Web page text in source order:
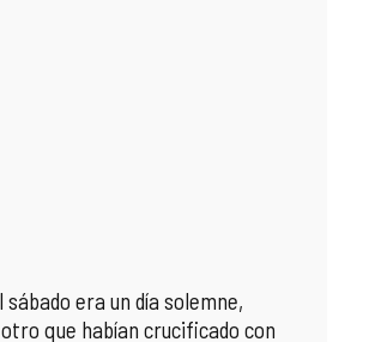
era un día solemne,
que habían crucificado con